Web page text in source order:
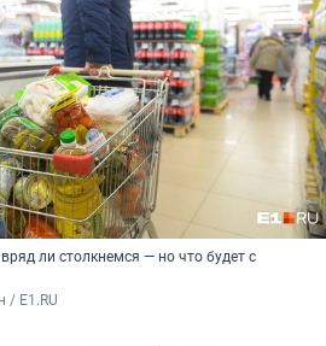
ли столкнемся — но что будет с
/ E1.RU